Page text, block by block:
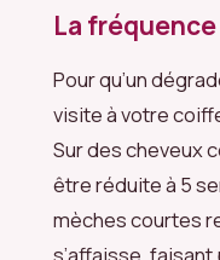
La
Pour qu’un
visite à votre
Sur des cheveux
être réduite à 5
mèches courtes
s’affaisse,